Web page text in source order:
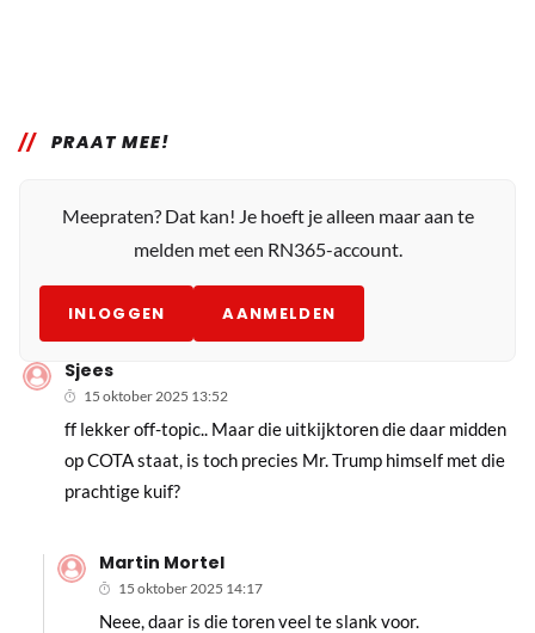
PRAAT MEE!
Meepraten? Dat kan! Je hoeft je alleen maar aan te
melden met een RN365-account.
INLOGGEN AANMELDEN
Sjees
15 oktober 2025 13:52
ff lekker off-topic.. Maar die uitkijktoren die daar midden
op COTA staat, is toch precies Mr. Trump himself met die
prachtige kuif?
Martin Mortel
15 oktober 2025 14:17
Neee, daar is die toren veel te slank voor.